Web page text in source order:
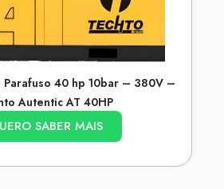
40 hp 10bar – 380V –
Autentic AT 40HP
SABER MAIS